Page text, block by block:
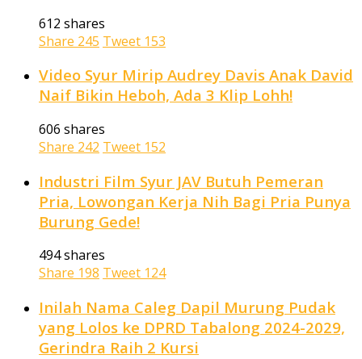
612 shares
Share 245 Tweet 153
Video Syur Mirip Audrey Davis Anak David
Naif Bikin Heboh, Ada 3 Klip Lohh!
606 shares
Share 242 Tweet 152
Industri Film Syur JAV Butuh Pemeran
Pria, Lowongan Kerja Nih Bagi Pria Punya
Burung Gede!
494 shares
Share 198 Tweet 124
Inilah Nama Caleg Dapil Murung Pudak
yang Lolos ke DPRD Tabalong 2024-2029,
Gerindra Raih 2 Kursi